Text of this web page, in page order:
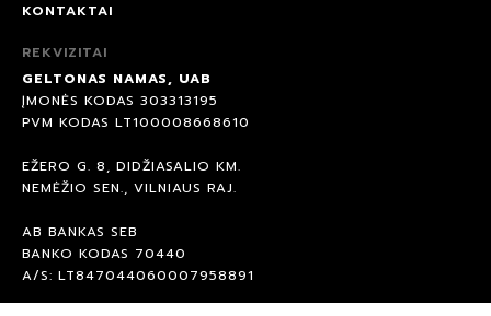
KONTAKTAI
REKVIZITAI
GELTONAS NAMAS, UAB
ĮMONĖS KODAS 303313195
PVM KODAS LT100008668610
EŽERO G. 8, DIDŽIASALIO KM.
NEMĖŽIO SEN., VILNIAUS RAJ.
AB BANKAS SEB
BANKO KODAS 70440
A/S: LT847044060007958891